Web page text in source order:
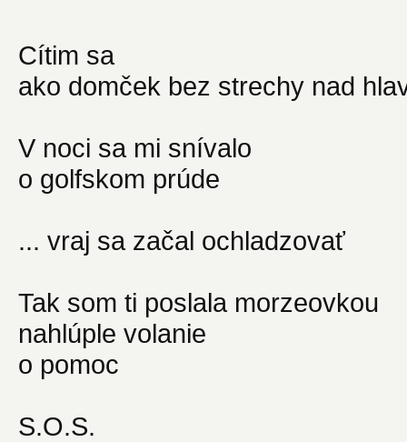
Cítim sa
ako domček bez strechy nad
V noci sa mi snívalo
o golfskom prúde
... vraj sa začal ochladzovať
Tak som ti poslala morzeovkou
nahlúple volanie
o pomoc
S.O.S.